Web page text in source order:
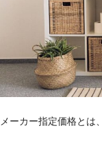
メーカー指定価格とは、